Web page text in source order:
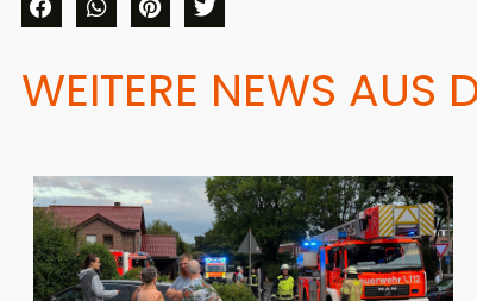
WEITERE NEWS AUS